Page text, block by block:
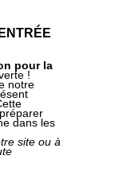
pour la
!
notre
dans les
site ou à